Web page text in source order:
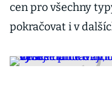
cen pro všechny
pokračovat i v